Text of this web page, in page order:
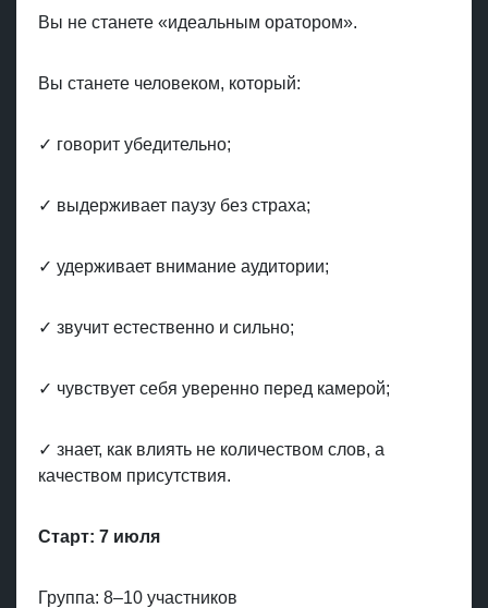
Вы не станете «идеальным оратором».
Вы станете человеком, который:
✓ говорит убедительно;
✓ выдерживает паузу без страха;
✓ удерживает внимание аудитории;
✓ звучит естественно и сильно;
✓ чувствует себя уверенно перед камерой;
✓ знает, как влиять не количеством слов, а
качеством присутствия.
Старт: 7 июля
Группа: 8–10 участников